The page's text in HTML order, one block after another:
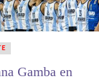
Gamba en